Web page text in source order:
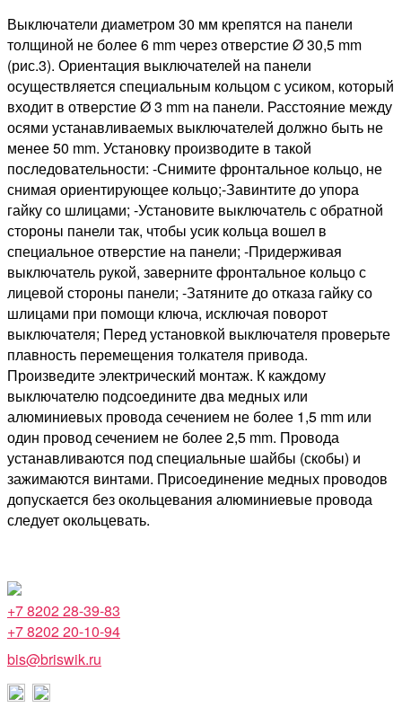
Выключатели диаметром 30 мм крепятся на панели
толщиной не более 6 mm через отверстие Ø 30,5 mm
(рис.3). Ориентация выключателей на панели
осуществляется специальным кольцом с усиком, который
входит в отверстие Ø 3 mm на панели. Расстояние между
осями устанавливаемых выключателей должно быть не
менее 50 mm. Установку производите в такой
последовательности: -Снимите фронтальное кольцо, не
снимая ориентирующее кольцо;-Завинтите до упора
гайку со шлицами; -Установите выключатель с обратной
стороны панели так, чтобы усик кольца вошел в
специальное отверстие на панели; -Придерживая
выключатель рукой, заверните фронтальное кольцо с
лицевой стороны панели; -Затяните до отказа гайку со
шлицами при помощи ключа, исключая поворот
выключателя; Перед установкой выключателя проверьте
плавность перемещения толкателя привода.
Произведите электрический монтаж. К каждому
выключателю подсоедините два медных или
алюминиевых провода сечением не более 1,5 mm или
один провод сечением не более 2,5 mm. Провода
устанавливаются под специальные шайбы (скобы) и
зажимаются винтами. Присоединение медных проводов
допускается без окольцевания алюминиевые провода
следует окольцевать.
+7 8202 28-39-83
+7 8202 20-10-94
bis@briswik.ru